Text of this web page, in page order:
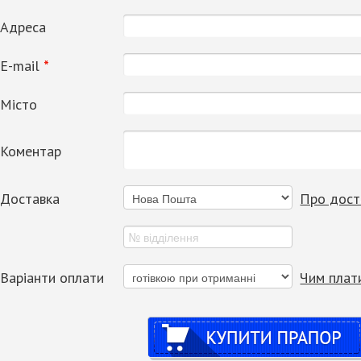
Адреса
Е-mail *
Місто
Коментар
Доставка Про
Варіанти оплати Чим
Купити